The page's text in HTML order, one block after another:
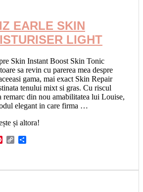
EARLE SKIN
LIGHT
Skin Instant Boost Skin Tonic
sa revin cu parerea mea despre
gama, mai exact Skin Repair
tenului mixt si gras. Cu riscul
remarc din nou amabilitatea lui Louise,
elegant in care firma …
și altora!
Pinterest
Copy